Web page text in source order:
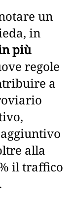
un
in
più
regole
a
alla
il traffico